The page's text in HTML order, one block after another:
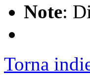
Note:
Torna